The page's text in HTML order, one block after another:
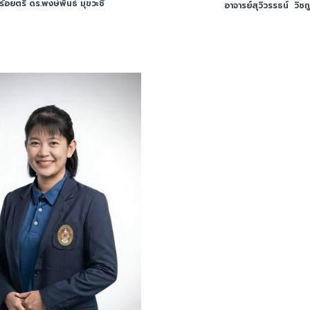
อยตรี ดร.พงษ์พันธ์ มุขวะชิ อาจารย์สุวิวรรธน์ วิช